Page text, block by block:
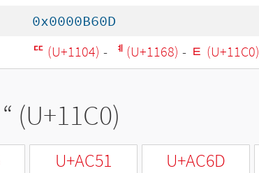
0x0000B60D
ᄄ (U+1104) - ᅨ (U+1168) - ᇀ (U+11C0)
“ (U+11C0)
U+AC51 U+AC6D